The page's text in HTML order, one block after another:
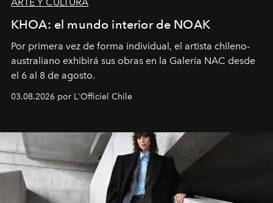
KHOA: el mundo interior de NOAK
Por primera vez de forma individual, el artista chileno-
australiano exhibirá sus obras en la Galería NAC desde
el 6 al 8 de agosto.
03.08.2026 por L'Officiel Chile